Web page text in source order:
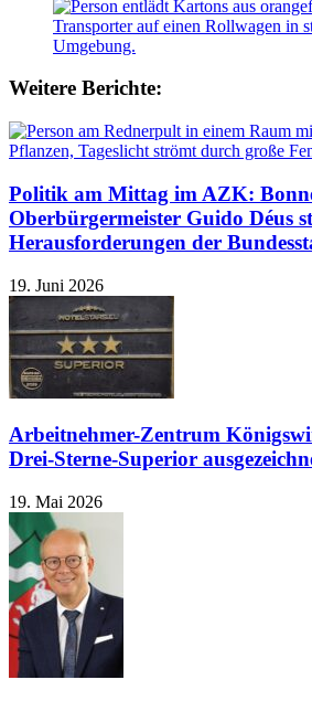
Weitere Berichte:
Politik am Mittag im AZK:
Oberbürgermeister Guido Déus
Herausforderungen der
19. Juni 2026
Arbeitnehmer-Zentrum
Drei-Sterne-Superior
19. Mai 2026